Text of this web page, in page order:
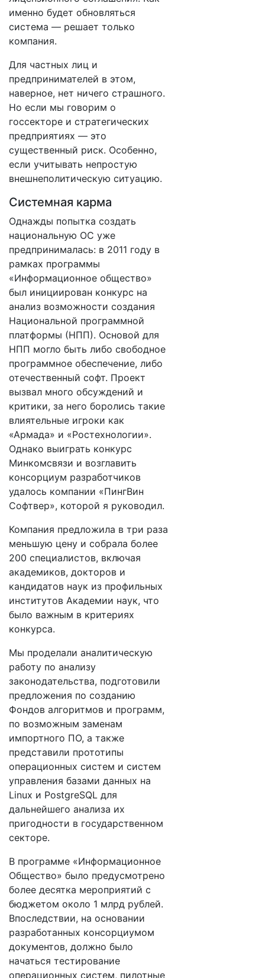
именно будет обновляться
система — решает только
компания.
Для частных лиц и
предпринимателей в этом,
наверное, нет ничего страшного.
Но если мы говорим о
госсекторе и стратегических
предприятиях — это
существенный риск. Особенно,
если учитывать непростую
внешнеполитическую ситуацию.
Системная карма
Однажды попытка создать
национальную ОС уже
предпринималась: в 2011 году в
рамках программы
«Информационное общество»
был инициирован конкурс на
анализ возможности создания
Национальной программной
платформы (НПП). Основой для
НПП могло быть либо свободное
программное обеспечение, либо
отечественный софт. Проект
вызвал много обсуждений и
критики, за него боролись такие
влиятельные игроки как
«Армада» и «Ростехнологии».
Однако выиграть конкурс
Минкомсвязи и возглавить
консорциум разработчиков
удалось компании «ПингВин
Софтвер», которой я руководил.
Компания предложила в три раза
меньшую цену и собрала более
200 специалистов, включая
академиков, докторов и
кандидатов наук из профильных
институтов Академии наук, что
было важным в критериях
конкурса.
Мы проделали аналитическую
работу по анализу
законодательства, подготовили
предложения по созданию
Фондов алгоритмов и программ,
по возможным заменам
импортного ПО, а также
представили прототипы
операционных систем и систем
управления базами данных на
Linux и PostgreSQL для
дальнейшего анализа их
пригодности в государственном
секторе.
В программе «Информационное
Общество» было предусмотрено
более десятка мероприятий с
бюджетом около 1 млрд рублей.
Впоследствии, на основании
разработанных консорциумом
документов, должно было
начаться тестирование
операционных систем, пилотные